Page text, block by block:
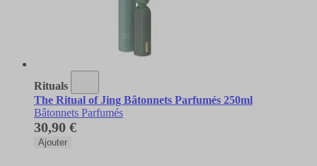
Rituals
The Ritual of Jing Bâtonnets Parfumés 250ml
Bâtonnets Parfumés
30,90 €
Ajouter